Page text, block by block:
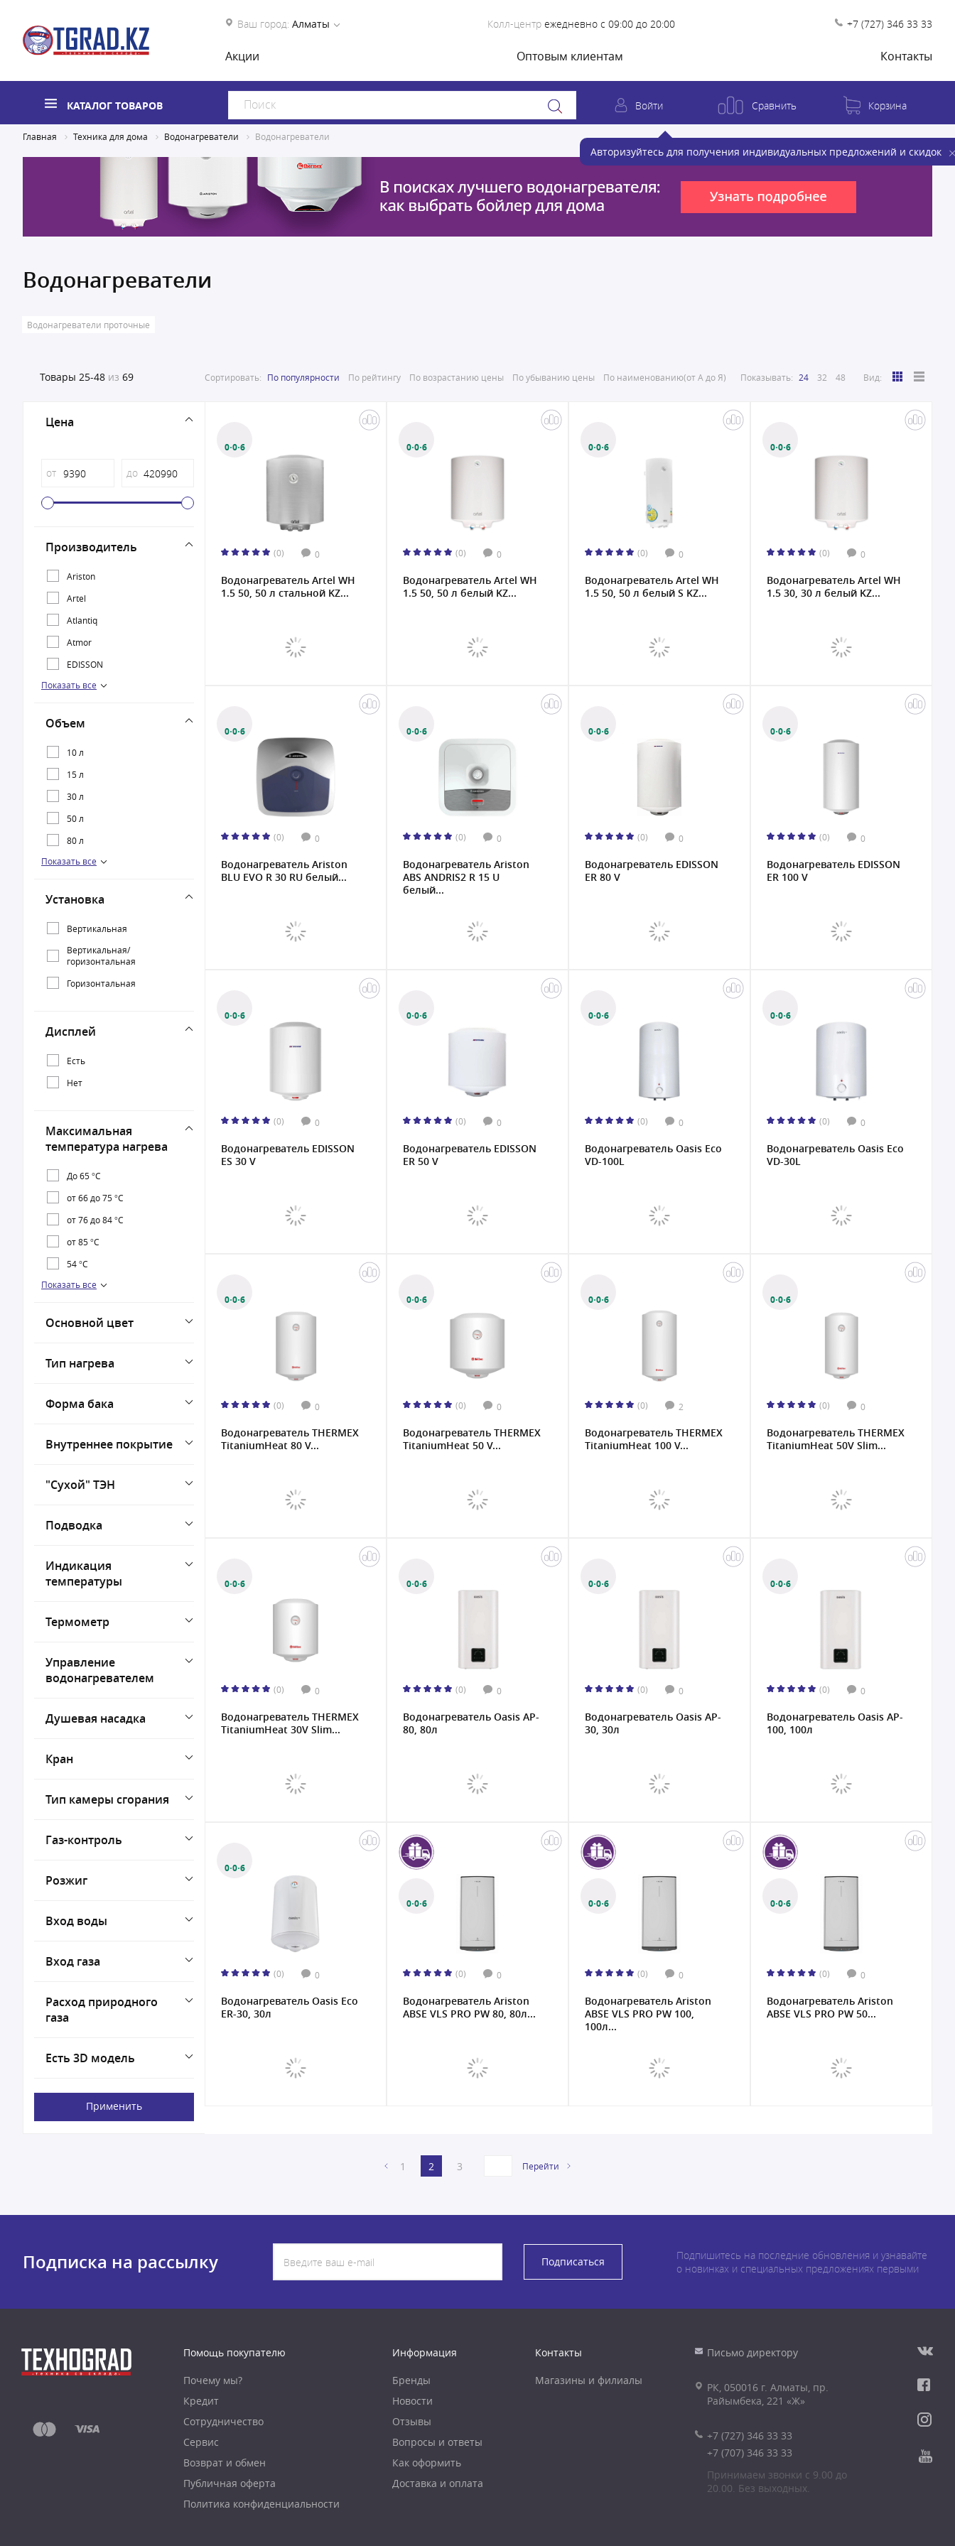
Ваш город: Алматы Колл-центр ежедневно с 09:00 до 20:00 +7 (727) 346 33 33
Акции Оптовым клиентам Контакты
КАТАЛОГ ТОВАРОВ Войти
Авторизуйтесь для получения индивидуальных предложений и скидок
Сравнить Корзина
Главная Техника для дома Водонагреватели Водонагреватели
Водонагреватели
Водонагреватели проточные
Товары 25-48 из 69 Сортировать: По популярности По рейтингу По возрастанию цены По убыванию цены По наименованию(от А до Я) Показывать: 24 32 48 Вид:
Цена
от до
Производитель
Ariston
Artel
Atlantiq
Atmor
EDISSON
Oasis
Показать все
Объем
10 л
15 л
30 л
50 л
80 л
100 л
150 л
300 л
Показать все
Установка
Вертикальная
Вертикальная/
горизонтальная
Горизонтальная
Дисплей
Есть
Нет
Максимальная
температура нагрева
До 65 °С
от 66 до 75 °С
от 76 до 84 °С
от 85 °С
54 °С
до 70 °С
до 80 °С
Показать все
Основной цвет
Тип нагрева
Форма бака
Внутреннее покрытие
"Сухой" ТЭН
Подводка
Индикация
температуры
Термометр
Управление
водонагревателем
Душевая насадка
Кран
Тип камеры сгорания
Газ-контроль
Розжиг
Вход воды
Вход газа
Расход природного
газа
Есть 3D модель
Применить
0·0·6
(0) 0
Водонагреватель Artel WH
1.5 50, 50 л стальной KZ...
0·0·6
(0) 0
Водонагреватель Artel WH
1.5 50, 50 л белый KZ...
0·0·6
(0) 0
Водонагреватель Artel WH
1.5 50, 50 л белый S KZ...
0·0·6
(0) 0
Водонагреватель Artel WH
1.5 30, 30 л белый KZ...
0·0·6
(0) 0
Водонагреватель Ariston
BLU EVO R 30 RU белый...
0·0·6
(0) 0
Водонагреватель Ariston
ABS ANDRIS2 R 15 U
белый...
0·0·6
(0) 0
Водонагреватель EDISSON
ER 80 V
0·0·6
(0) 0
Водонагреватель EDISSON
ER 100 V
0·0·6
(0) 0
Водонагреватель EDISSON
ES 30 V
0·0·6
(0) 0
Водонагреватель EDISSON
ER 50 V
0·0·6
(0) 0
Водонагреватель Oasis Eco
VD-100L
0·0·6
(0) 0
Водонагреватель Oasis Eco
VD-30L
0·0·6
(0) 0
Водонагреватель THERMEX
TitaniumHeat 80 V...
0·0·6
(0) 0
Водонагреватель THERMEX
TitaniumHeat 50 V...
0·0·6
(0) 2
Водонагреватель THERMEX
TitaniumHeat 100 V...
0·0·6
(0) 0
Водонагреватель THERMEX
TitaniumHeat 50V Slim...
0·0·6
(0) 0
Водонагреватель THERMEX
TitaniumHeat 30V Slim...
0·0·6
(0) 0
Водонагреватель Oasis AP-
80, 80л
0·0·6
(0) 0
Водонагреватель Oasis AP-
30, 30л
0·0·6
(0) 0
Водонагреватель Oasis AP-
100, 100л
0·0·6
(0) 0
Водонагреватель Oasis Eco
ER-30, 30л
0·0·6
(0) 0
Водонагреватель Ariston
ABSE VLS PRO PW 80, 80л...
0·0·6
(0) 0
Водонагреватель Ariston
ABSE VLS PRO PW 100,
100л...
0·0·6
(0) 0
Водонагреватель Ariston
ABSE VLS PRO PW 50...
1 2 3 Перейти
Подписка на рассылку Подписаться
Подпишитесь на последние обновления и узнавайте
о новинках и специальных предложениях первыми
Помощь покупателю
Почему мы?
Кредит
Сотрудничество
Сервис
Возврат и обмен
Публичная оферта
Политика конфиденциальности
Информация
Бренды
Новости
Отзывы
Вопросы и ответы
Как оформить
Доставка и оплата
Контакты
Магазины и филиалы
Письмо директору
РК, 050016 г. Алматы, пр.
Райымбека, 221 «Ж»
+7 (727) 346 33 33
+7 (707) 346 33 33
Принимаем звонки с 9.00 до
20.00. Без выходных.